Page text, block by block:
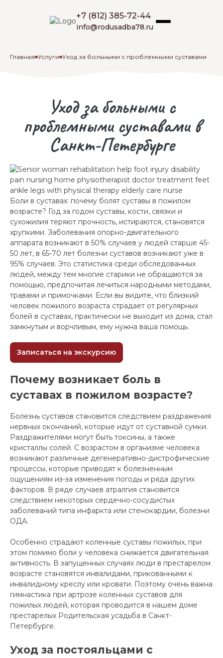
Родительская Усадьба
Пансионат для пожилых людей «Родительская
+7 (812) 385-72-44
info@rodusadba78.ru
Главная Услуги Уход за больными с проблемными суставами
Уход за больными с
проблемными суставами в
Санкт-Петербурге
Боли в суставах: почему болят суставы в пожилом
возрасте? Год за годом суставы, кости, связки и
сухожилия теряют прочность, истираются, становятся
хрупкими. Заболевания опорно-двигательного
аппарата возникают в 50% случаев у людей старше 45-
50 лет, в 65-70 лет болезни суставов возникают уже в
95% случаев. Это статистика среди обследованных
людей, между тем многие старики не обращаются за
помощью, предпочитая лечиться народными методами,
травами и примочками. Если вы видите, что близкий
человек пожилого возраста страдает от регулярных
болей в суставах, практически не выходит из дома, стал
замкнутым и ворчливым, ему нужна ваша помощь.
Записаться на экскурсию
Почему возникает боль в
суставах в пожилом возрасте?
Болезнь суставов становится следствием раздражения
нервных окончаний, которые идут от суставной сумки.
Раздражителями могут быть токсины, а также
кристаллы солей. С возрастом в организме человека
возникают различные дегенеративно-дистрофические
процессы, которые приводят к болезненным
ощущениям из-за изменения погоды и ряда других
факторов. В ряде случаев атралгия становится
следствием некоторых сердечно-сосудистых
заболеваний типа инфаркта или стенокардии, болезни
ОДА.
Особенно страдают коленные суставы пожилых, при
этом помимо боли у человека снижается двигательная
активность. В запущенных случаях люди в престарелом
возрасте становятся инвалидами, прикованными к
инвалидному креслу или кровати. Поэтому очень важна
гимнастика при артрозе коленных суставов для
пожилых людей, которая проводится в нашем доме
престарелых Родительская усадьба в Санкт-
Петербурге.
Уход за постояльцами с